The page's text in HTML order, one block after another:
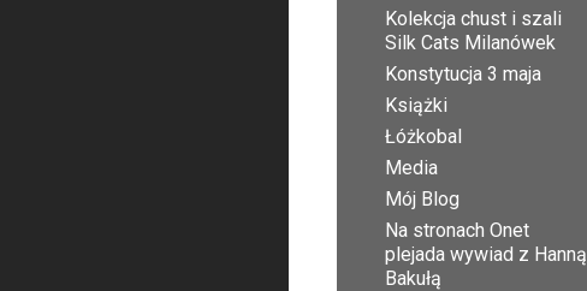
Kolekcja chust i szali
Silk Cats Milanówek
Konstytucja 3 maja
Książki
Łóżkobal
Media
Mój Blog
Na stronach Onet
plejada wywiad z Hanną
Bakułą